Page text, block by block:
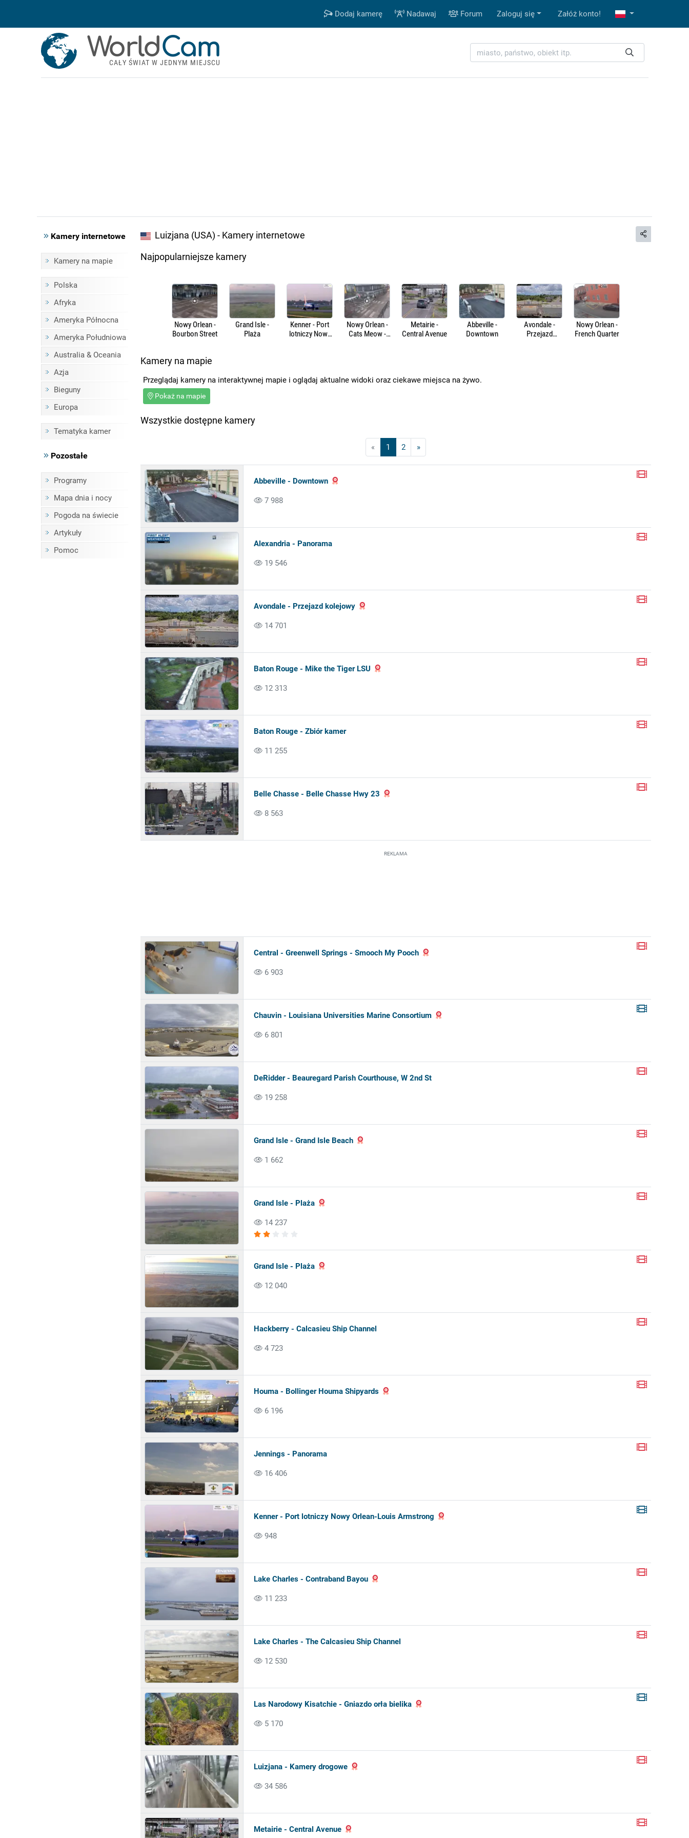
Dodaj kamerę Nadawaj Forum Zaloguj się Załóż konto!
WorldCam
CAŁY ŚWIAT W JEDNYM MIEJSCU
Kamery internetowe
Kamery na mapie
Polska
Afryka
Ameryka Północna
Ameryka Południowa
Australia & Oceania
Azja
Bieguny
Europa
Tematyka kamer
Pozostałe
Programy
Mapa dnia i nocy
Pogoda na świecie
Artykuły
Pomoc
Luizjana (USA) - Kamery internetowe
Najpopularniejsze kamery
Nowy Orlean -
Bourbon Street
Grand Isle -
Plaża
Kenner - Port
lotniczy Nowy
Nowy Orlean -
Cats Meow -
Metairie -
Central Avenue
Abbeville -
Downtown
Avondale -
Przejazd
Nowy Orlean -
French Quarter
Kamery na mapie
Przeglądaj kamery na interaktywnej mapie i oglądaj aktualne widoki oraz ciekawe miejsca na żywo.
Pokaż na mapie
Wszystkie dostępne kamery
« 1 2 »
Abbeville - Downtown
7 988
Alexandria - Panorama
19 546
Avondale - Przejazd kolejowy
14 701
Baton Rouge - Mike the Tiger LSU
12 313
Baton Rouge - Zbiór kamer
11 255
Belle Chasse - Belle Chasse Hwy 23
8 563
REKLAMA
Central - Greenwell Springs - Smooch My Pooch
6 903
Chauvin - Louisiana Universities Marine Consortium
6 801
DeRidder - Beauregard Parish Courthouse, W 2nd St
19 258
Grand Isle - Grand Isle Beach
1 662
Grand Isle - Plaża
14 237
Grand Isle - Plaża
12 040
Hackberry - Calcasieu Ship Channel
4 723
Houma - Bollinger Houma Shipyards
6 196
Jennings - Panorama
16 406
Kenner - Port lotniczy Nowy Orlean-Louis Armstrong
948
Lake Charles - Contraband Bayou
11 233
Lake Charles - The Calcasieu Ship Channel
12 530
Las Narodowy Kisatchie - Gniazdo orła bielika
5 170
Luizjana - Kamery drogowe
34 586
Metairie - Central Avenue